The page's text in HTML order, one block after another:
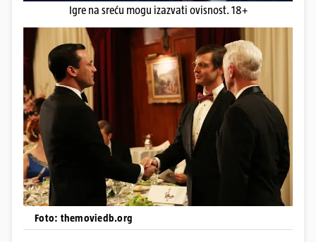
Igre na sreću mogu izazvati ovisnost. 18+
Foto: themoviedb.org